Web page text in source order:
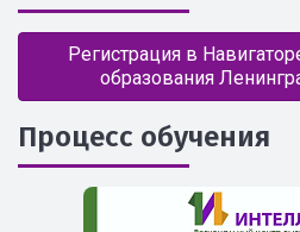
Регистрация в
образования
Процесс обучения